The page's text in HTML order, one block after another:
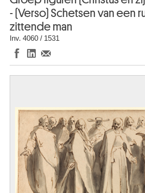
- (Verso) Schetsen van een
zittende man
Inv. 4060 / 1531